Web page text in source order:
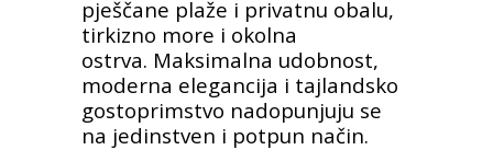
pješčane plaže i privatnu obalu,
tirkizno more i okolna
ostrva. Maksimalna udobnost,
moderna elegancija i tajlandsko
gostoprimstvo nadopunjuju se
na jedinstven i potpun način.